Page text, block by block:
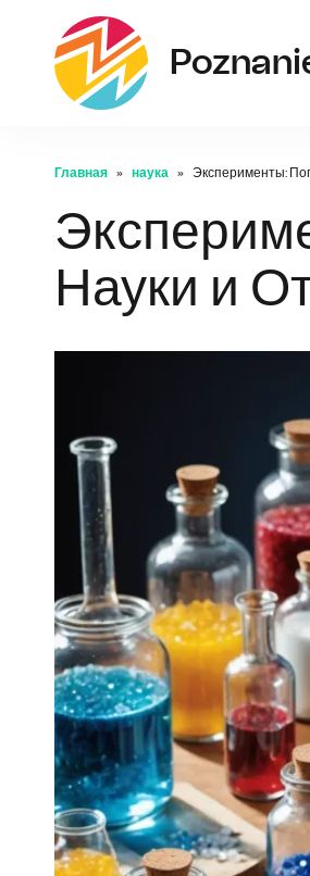
Главная наука Эксперименты:
Науки и